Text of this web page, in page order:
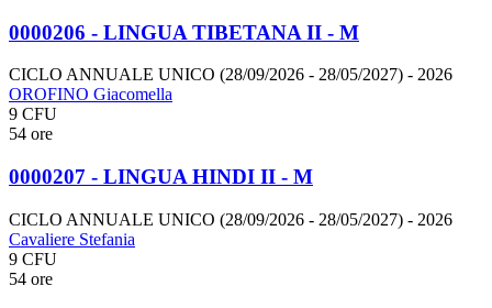
0000206 - LINGUA TIBETANA II - M
CICLO ANNUALE UNICO (28/09/2026 - 28/05/2027) - 2026
OROFINO Giacomella
9 CFU
54 ore
0000207 - LINGUA HINDI II - M
CICLO ANNUALE UNICO (28/09/2026 - 28/05/2027) - 2026
Cavaliere Stefania
9 CFU
54 ore